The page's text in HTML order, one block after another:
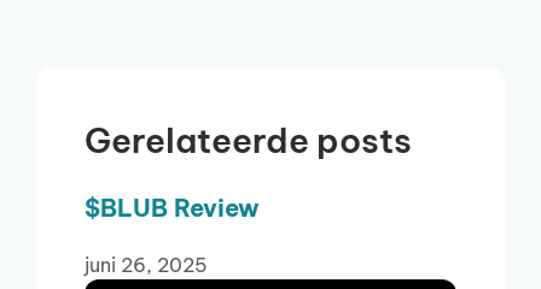
Gerelateerde posts
$BLUB Review
juni 26, 2025